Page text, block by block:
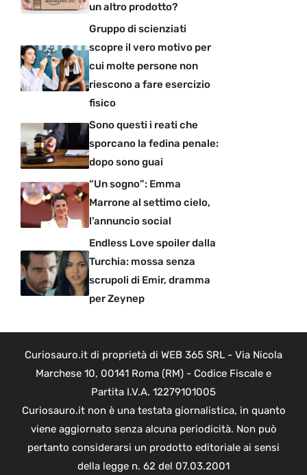
un altro prodotto?
Gruppo di scienziati
scopre il vero motivo per
cui molte persone non
riescono a fare esercizio
fisico
Sono questi i reati che
sporcano la fedina penale:
dopo sono guai
“Un sogno”: Emma
Marrone al settimo cielo,
l’annuncio social
Endless Love spoiler dalla
Turchia: mossa senza
scrupoli di Emir, dramma
per Zeynep
Curiosauro.it di proprietà di WEB 365 SRL - Via Nicola
Marchese 10, 00141 Roma (RM) - Codice Fiscale e
Partita I.V.A. 12279101005
Curiosauro.it non è una testata giornalistica, in quanto
viene aggiornato senza alcuna periodicità. Non può
pertanto considerarsi un prodotto editoriale ai sensi
della legge n. 62 del 07.03.2001